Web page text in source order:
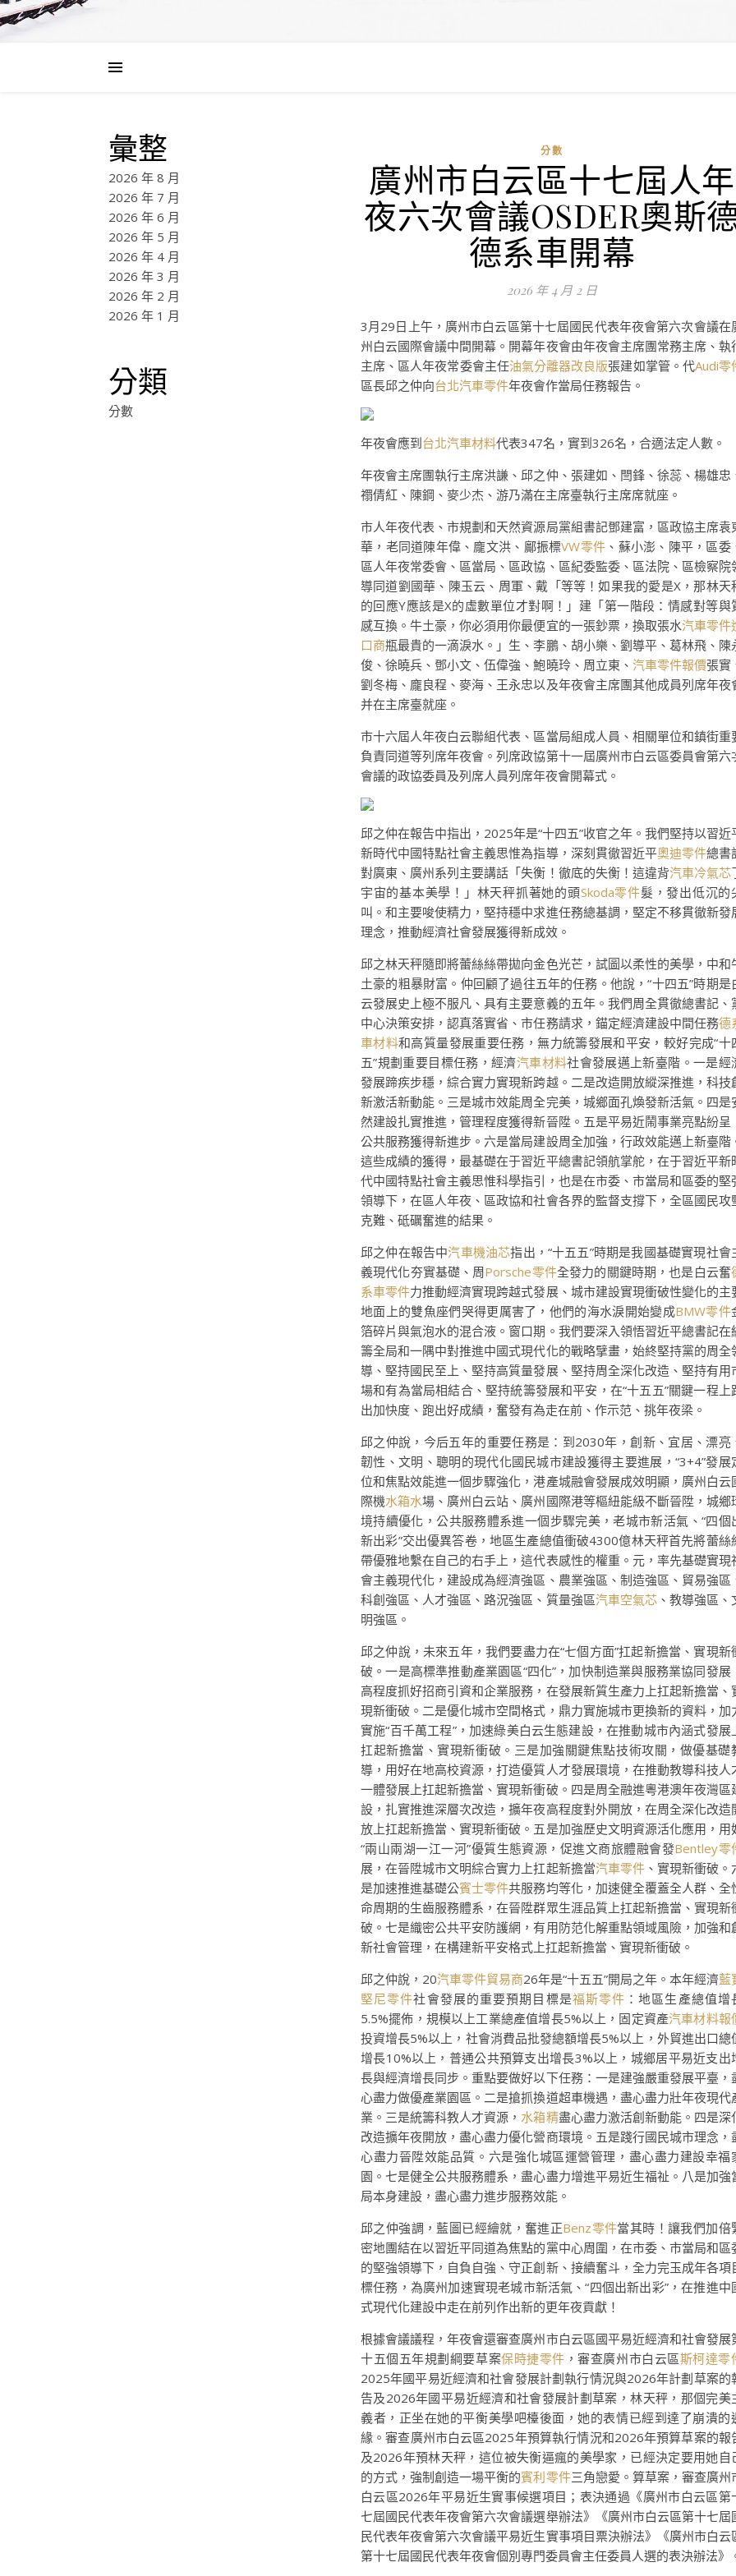
彙整
2026 年 8 月
2026 年 7 月
2026 年 6 月
2026 年 5 月
2026 年 4 月
2026 年 3 月
2026 年 2 月
2026 年 1 月
分類
分數
分數
廣州市白云區十七屆人年
夜六次會議OSDER奧斯
德系車開幕
2026 年 4 月 2 日
3月29日上午，廣州市白云區第十七屆國民代表年夜會第六次會議在
州白云國際會議中間開幕。開幕年夜會由年夜會主席團常務主席、執
主席、區人年夜常委會主任油氣分離器改良版張建如掌管。代Audi零
區長邱之仲向台北汽車零件年夜會作當局任務報告。
年夜會應到台北汽車材料代表347名，實到326名，合適法定人數。
年夜會主席團執行主席洪謙、邱之仲、張建如、閆鋒、徐蕊、楊雄忠
禤倩紅、陳鋼、麥少杰、游乃滿在主席臺執行主席席就座。
市人年夜代表、市規劃和天然資源局黨組書記鄧建富，區政協主席袁
華，老同道陳年偉、龐文洪、鄺振標VW零件 、蘇小澎、陳平，區委
區人年夜常委會、區當局、區政協、區紀委監委、區法院、區檢察院
導同道劉國華、陳玉云、周軍、戴「等等！如果我的愛是X，那林天
的回應Y應該是X的虛數單位才對啊！」建「第一階段：情感對等與
感互換。牛土豪，你必須用你最便宜的一張鈔票，換取張水汽車零件
口商瓶最貴的一滴淚水。」生、李鵬、胡小樂、劉導平、葛林飛、陳
俊、徐曉兵、鄧小文、伍偉強、鮑曉玲、周立東、 汽車零件報價張實
劉冬梅、龐良程、麥海、王永忠以及年夜會主席團其他成員列席年夜
并在主席臺就座。
市十六屆人年夜白云聯組代表、區當局組成人員、相關單位和鎮街重
負責同道等列席年夜會。列席政協第十一屆廣州市白云區委員會第六
會議的政協委員及列席人員列席年夜會開幕式。
邱之仲在報告中指出，2025年是“十四五”收官之年。我們堅持以習近
新時代中國特點社會主義思惟為指導，深刻貫徹習近平奧迪零件總書
對廣東、廣州系列主要講話「失衡！徹底的失衡！這違背汽車冷氣芯
宇宙的基本美學！」林天秤抓著她的頭Skoda零件髮，發出低沉的
叫。和主要唆使精力，堅持穩中求進任務總基調，堅定不移貫徹新發
理念，推動經濟社會發展獲得新成效。
邱之林天秤隨即將蕾絲絲帶拋向金色光芒，試圖以柔性的美學，中和
土豪的粗暴財富。仲回顧了過往五年的任務。他說，“十四五”時期是
云發展史上極不服凡、具有主要意義的五年。我們周全貫徹總書記、
中心決策安排，認真落實省、市任務請求，錨定經濟建設中間任務德
車材料和高質量發展重要任務，無力統籌發展和平安，較好完成“十
五”規劃重要目標任務，經濟汽車材料社會發展邁上新臺階。一是經
發展蹄疾步穩，綜合實力實現新跨越。二是改造開放縱深推進，科技
新激活新動能。三是城市效能周全完美，城鄉面孔煥發新活氣。四是
然建設扎實推進，管理程度獲得新晉陞。五是平易近鬧事業亮點紛呈
公共服務獲得新進步。六是當局建設周全加強，行政效能邁上新臺階
這些成績的獲得，最基礎在于習近平總書記領航掌舵，在于習近平新
代中國特點社會主義思惟科學指引，也是在市委、市當局和區委的堅
領導下，在區人年夜、區政協和社會各界的監督支撐下，全區國民攻
克難、砥礪奮進的結果。
邱之仲在報告中汽車機油芯指出，“十五五”時期是我國基礎實現社會
義現代化夯實基礎、周Porsche零件全發力的關鍵時期，也是白云奮
系車零件力推動經濟實現跨越式發展、城市建設實現衝破性變化的主
地面上的雙魚座們哭得更厲害了，他們的海水淚開始變成BMW零件
箔碎片與氣泡水的混合液。窗口期。我們要深入領悟習近平總書記在
籌全局和一隅中對推進中國式現代化的戰略擘畫，始終堅持黨的周全
導、堅持國民至上、堅持高質量發展、堅持周全深化改造、堅持有用
場和有為當局相結合、堅持統籌發展和平安，在“十五五”關鍵一程上
出加快度、跑出好成績，奮發有為走在前、作示范、挑年夜梁。
邱之仲說，今后五年的重要任務是：到2030年，創新、宜居、漂亮
韌性、文明、聰明的現代化國民城市建設獲得主要進展，“3+4”發展
位和焦點效能進一個步驟強化，港產城融會發展成效明顯，廣州白云
際機水箱水場、廣州白云站、廣州國際港等樞紐能級不斷晉陞，城鄉
境持續優化，公共服務體系進一個步驟完美，老城市新活氣、“四個
新出彩”交出優異答卷，地區生產總值衝破4300億林天秤首先將蕾絲
帶優雅地繫在自己的右手上，這代表感性的權重。元，率先基礎實現
會主義現代化，建設成為經濟強區、農業強區、制造強區、貿易強區
科創強區、人才強區、路況強區、質量強區汽車空氣芯、教導強區、
明強區。
邱之仲說，未來五年，我們要盡力在“七個方面”扛起新擔當、實現新
破。一是高標準推動產業園區“四化”，加快制造業與服務業協同發展
高程度抓好招商引資和企業服務，在發展新質生產力上扛起新擔當、
現新衝破。二是優化城市空間格式，鼎力實施城市更換新的資料，加
實施“百千萬工程”，加速綠美白云生態建設，在推動城市內涵式發展
扛起新擔當、實現新衝破。三是加強關鍵焦點技術攻關，做優基礎
導，用好在地高校資源，打造優質人才發展環境，在推動教導科技人
一體發展上扛起新擔當、實現新衝破。四是周全融進粵港澳年夜灣區
設，扎實推進深層次改造，擴年夜高程度對外開放，在周全深化改造
放上扛起新擔當、實現新衝破。五是加強歷史文明資源活化應用，用
“兩山兩湖一江一河”優質生態資源，促進文商旅體融會發Bentley零
展，在晉陞城市文明綜合實力上扛起新擔當汽車零件、實現新衝破。
是加速推進基礎公賓士零件共服務均等化，加速健全覆蓋全人群、全
命周期的生齒服務體系，在晉陞群眾生涯品質上扛起新擔當、實現新
破。七是織密公共平安防護網，有用防范化解重點領域風險，加強和
新社會管理，在構建新平安格式上扛起新擔當、實現新衝破。
邱之仲說，20汽車零件貿易商26年是“十五五”開局之年。本年經濟藍
堅尼零件社會發展的重要預期目標是福斯零件 ：地區生產總值增
5.5%擺佈，規模以上工業總產值增長5%以上，固定資產汽車材料報
投資增長5%以上，社會消費品批發總額增長5%以上，外貿進出口總
增長10%以上，普通公共預算支出增長3%以上，城鄉居平易近支出
長與經濟增長同步。重點要做好以下任務：一是建強嚴重發展平臺，
心盡力做優產業園區。二是搶抓換道超車機遇，盡心盡力壯年夜現代
業。三是統籌科教人才資源，水箱精盡心盡力激活創新動能。四是深
改造擴年夜開放，盡心盡力優化營商環境。五是踐行國民城市理念，
心盡力晉陞效能品質。六是強化城區運營管理，盡心盡力建設幸福
園。七是健全公共服務體系，盡心盡力增進平易近生福祉。八是加強
局本身建設，盡心盡力進步服務效能。
邱之仲強調，藍圖已經繪就，奮進正Benz零件當其時！讓我們加倍
密地團結在以習近平同道為焦點的黨中心周圍，在市委、市當局和區
的堅強領導下，自負自強、守正創新、接續奮斗，全力完玉成年各項
標任務，為廣州加速實現老城市新活氣、“四個出新出彩”，在推進中
式現代化建設中走在前列作出新的更年夜貢獻！
根據會議議程，年夜會還審查廣州市白云區國平易近經濟和社會發展
十五個五年規劃綱要草案保時捷零件 ，審查廣州市白云區斯柯達零
2025年國平易近經濟和社會發展計劃執行情況與2026年計劃草案的
告及2026年國平易近經濟和社會發展計劃草案，林天秤，那個完美
義者，正坐在她的平衡美學吧檯後面，她的表情已經到達了崩潰的
緣。審查廣州市白云區2025年預算執行情況和2026年預算草案的報
及2026年預林天秤，這位被失衡逼瘋的美學家，已經決定要用她自
的方式，強制創造一場平衡的賓利零件三角戀愛。算草案，審查廣州
白云區2026年平易近生實事候選項目；表決通過《廣州市白云區第
七屆國民代表年夜會第六次會議選舉辦法》《廣州市白云區第十七屆
民代表年夜會第六次會議平易近生實事項目票決辦法》《廣州市白云
第十七屆國民代表年夜會個別專門委員會主任委員人選的表決辦法》